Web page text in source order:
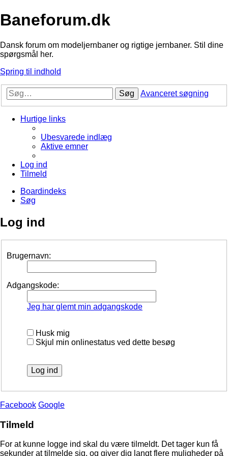
Baneforum.dk
Dansk forum om modeljernbaner og rigtige jernbaner. Stil dine
spørgsmål her.
Spring til indhold
Søg Avanceret søgning
Hurtige links
Ubesvarede indlæg
Aktive emner
Log ind
Tilmeld
Boardindeks
Søg
Log ind
Brugernavn:
Adgangskode:
Jeg har glemt min adgangskode
Husk mig
Skjul min onlinestatus ved dette besøg
Facebook Google
Tilmeld
For at kunne logge ind skal du være tilmeldt. Det tager kun få
sekunder at tilmelde sig, og giver dig langt flere muligheder på